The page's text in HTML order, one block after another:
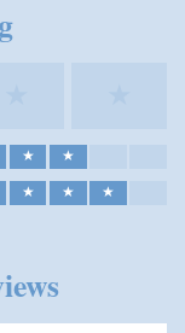
★ ★
★ ★ ★